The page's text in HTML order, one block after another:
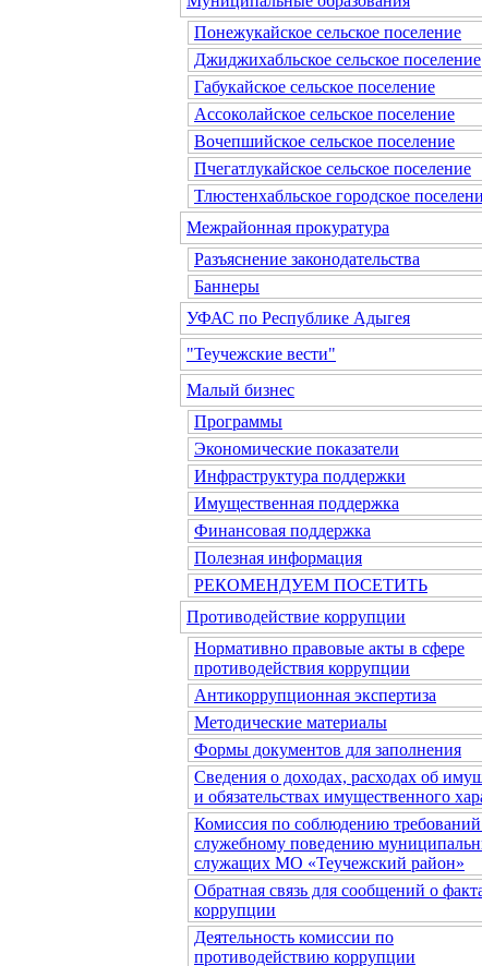
Понежукайское сельское поселение
Джиджихабльское сельское поселение
Габукайское сельское поселение
Ассоколайское сельское поселение
Вочепшийское сельское поселение
Пчегатлукайское сельское поселение
Тлюстенхабльское городское
Межрайонная прокуратура
Разъяснение законодательства
Баннеры
УФАС по Республике Адыгея
"Теучежские вести"
Малый бизнес
Программы
Экономические показатели
Инфраструктура поддержки
Имущественная поддержка
Финансовая поддержка
Полезная информация
РЕКОМЕНДУЕМ ПОСЕТИТЬ
Противодействие коррупции
Нормативно правовые акты в сфере
противодействия коррупции
Антикоррупционная экспертиза
Методические материалы
Формы документов для заполнения
Сведения о доходах, расходах об
и обязательствах имущественного
Комиссия по соблюдению
служебному поведению
служащих МО «Теучежский район»
Обратная связь для сообщений о
коррупции
Деятельность комиссии по
противодействию коррупции